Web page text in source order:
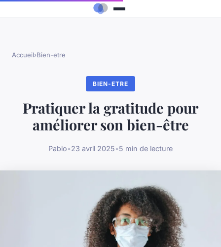
Accueil›Bien-etre
BIEN-ETRE
Pratiquer la gratitude pour
améliorer son bien-être
Pablo•23 avril 2025•5 min de lecture